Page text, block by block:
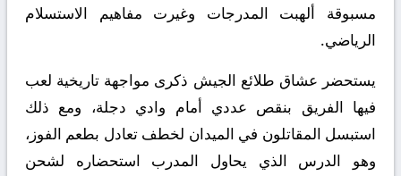
مسبوقة ألهبت المدرجات وغيرت مفاهيم الاستسلام
الرياضي.
يستحضر عشاق طلائع الجيش ذكرى مواجهة تاريخية لعب
فيها الفريق بنقص عددي أمام وادي دجلة، ومع ذلك
استبسل المقاتلون في الميدان لخطف تعادل بطعم الفوز،
وهو الدرس الذي يحاول المدرب استحضاره لشحن